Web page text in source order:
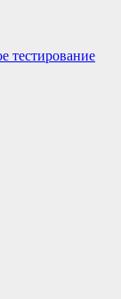
тестирование